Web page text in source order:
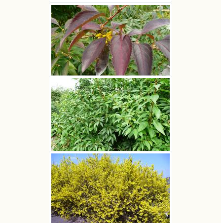
Forsycja pośrednia
Ludwik Polak
Forsycja pośrednia
Ludwik Polak